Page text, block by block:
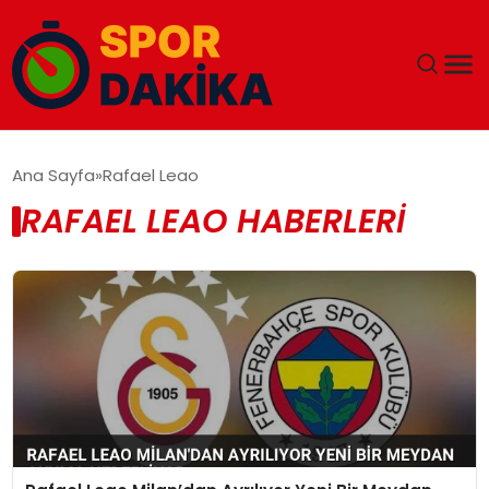
GÜNDEM
DÜNYA
EKONOMI
MAGAZIN
Ana Sayfa Rafael Leao
RAFAEL LEAO HABERLERI